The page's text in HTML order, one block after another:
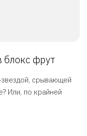
блокс фрут
срывающей
Или, по крайней